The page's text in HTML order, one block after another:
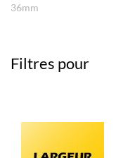
36mm
Filtres pour